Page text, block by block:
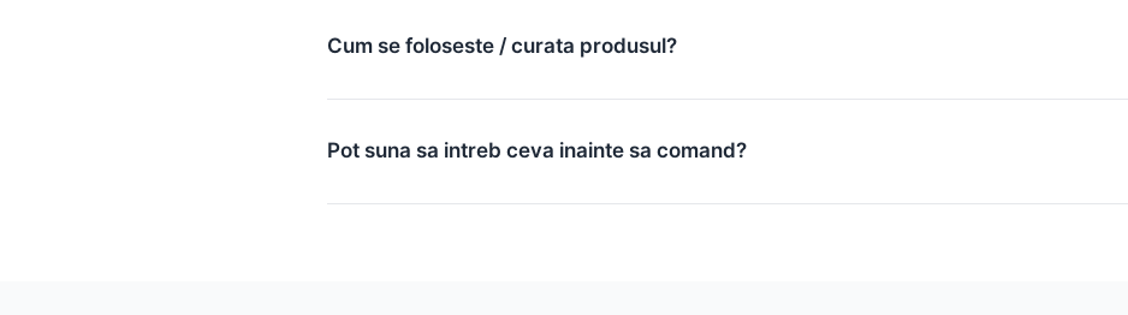
Cum se foloseste / curata produsul?
Pot suna sa intreb ceva inainte sa comand?